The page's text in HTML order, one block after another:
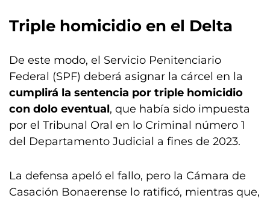
Triple homicidio en el Delta
De este modo, el Servicio Penitenciario
Federal (SPF) deberá asignar la cárcel en la
cumplirá la sentencia por triple homicidio
con dolo eventual, que había sido impuesta
por el Tribunal Oral en lo Criminal número 1
del Departamento Judicial a fines de 2023.
La defensa apeló el fallo, pero la Cámara de
Casación Bonaerense lo ratificó, mientras que,